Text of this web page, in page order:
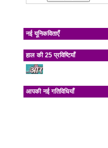
नई यूनिकविताएँ
हाल की 25 प्रविष्टियाँ
आपकी नई गतिविधियाँ